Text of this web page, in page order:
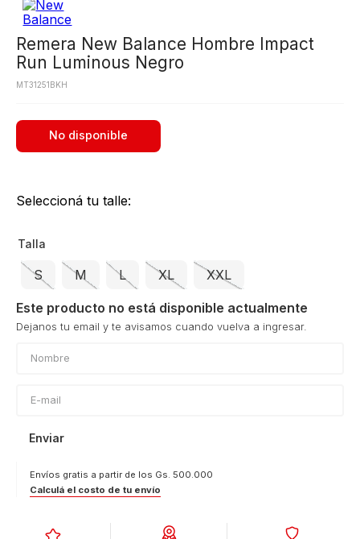
Remera New Balance Hombre Impact
Run Luminous Negro
MT31251BKH
No disponible
Seleccioná tu talle:
Talla
S M L XL XXL
Este producto no está disponible actualmente
Enviar
Envíos gratis a partir de los Gs. 500.000
Calculá el costo de tu envío